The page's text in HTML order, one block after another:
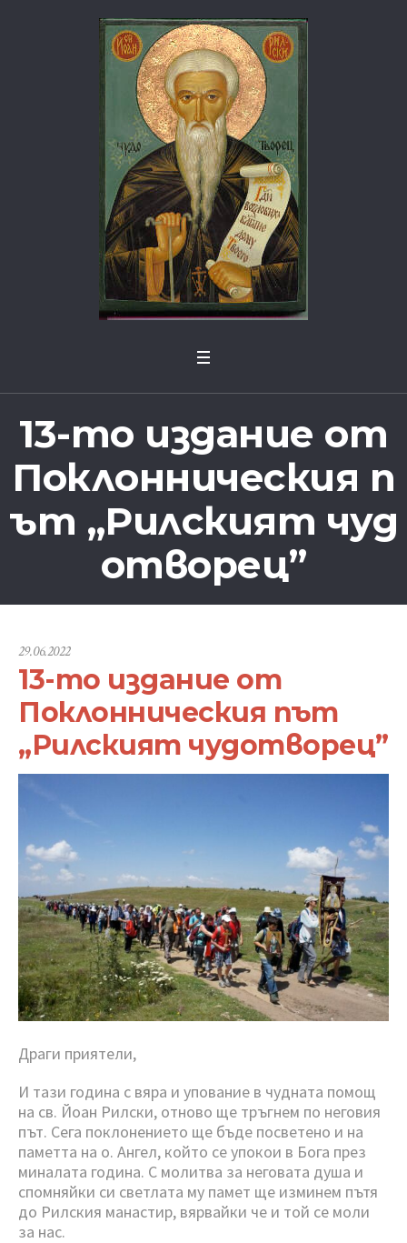
13-то издание от
Поклонническия п
ът „Рилският чуд
отворец”
29.06.2022
13-то издание от
Поклонническия път
„Рилският чудотворец”
Драги приятели,
И тази година с вяра и упование в чудната помощ
на св. Йоан Рилски, отново ще тръгнем по неговия
път. Сега поклонението ще бъде посветено и на
паметта на о. Ангел, който се упокои в Бога през
миналата година. С молитва за неговата душа и
спомняйки си светлата му памет ще изминем пътя
до Рилския манастир, вярвайки че и той се моли
за нас.